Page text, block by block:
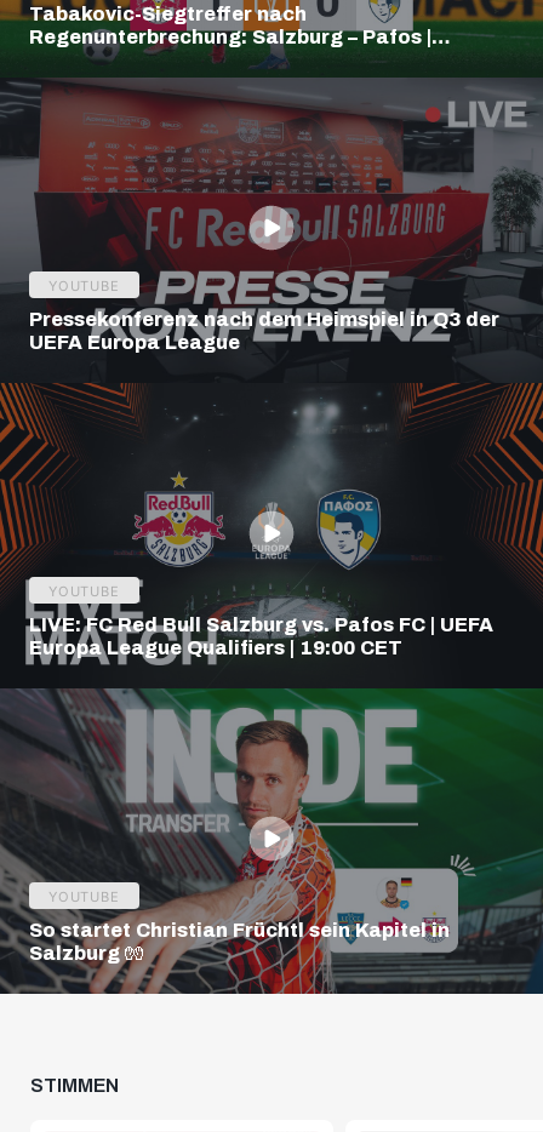
Tabakovic-Siegtreffer nach
Regenunterbrechung: Salzburg – Pafos |
Highlights | Europa League Q3
YOUTUBE
Pressekonferenz nach dem Heimspiel in Q3 der
UEFA Europa League
YOUTUBE
LIVE: FC Red Bull Salzburg vs. Pafos FC | UEFA
Europa League Qualifiers | 19:00 CET
YOUTUBE
So startet Christian Früchtl sein Kapitel in
Salzburg 🧤
STIMMEN